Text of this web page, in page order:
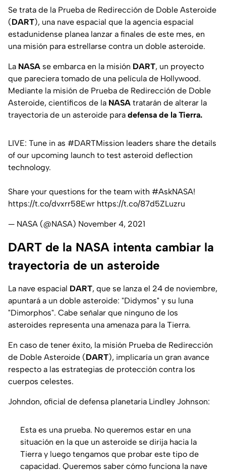
Se trata de la Prueba de Redirección de Doble Asteroide
(DART), una nave espacial que la agencia espacial
estadunidense planea lanzar a finales de este mes, en
una misión para estrellarse contra un doble asteroide.
La NASA se embarca en la misión DART, un proyecto
que pareciera tomado de una película de Hollywood.
Mediante la misión de Prueba de Redirección de Doble
Asteroide, científicos de la NASA tratarán de alterar la
trayectoria de un asteroide para defensa de la Tierra.
LIVE: Tune in as #DARTMission leaders share the details
of our upcoming launch to test asteroid deflection
technology.
Share your questions for the team with #AskNASA!
https://t.co/dvxrr58Ewr https://t.co/87d5ZLuzru
— NASA (@NASA) November 4, 2021
DART de la NASA intenta cambiar la
trayectoria de un asteroide
La nave espacial DART, que se lanza el 24 de noviembre,
apuntará a un doble asteroide: "Didymos" y su luna
"Dimorphos". Cabe señalar que ninguno de los
asteroides representa una amenaza para la Tierra.
En caso de tener éxito, la misión Prueba de Redirección
de Doble Asteroide (DART), implicaría un gran avance
respecto a las estrategias de protección contra los
cuerpos celestes.
Johndon, oficial de defensa planetaria Lindley Johnson:
Esta es una prueba. No queremos estar en una
situación en la que un asteroide se dirija hacia la
Tierra y luego tengamos que probar este tipo de
capacidad. Queremos saber cómo funciona la nave